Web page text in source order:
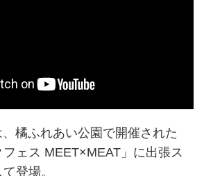
橘ふれあい公園で開催された
フェス MEET×MEAT」に出張ス
登場。